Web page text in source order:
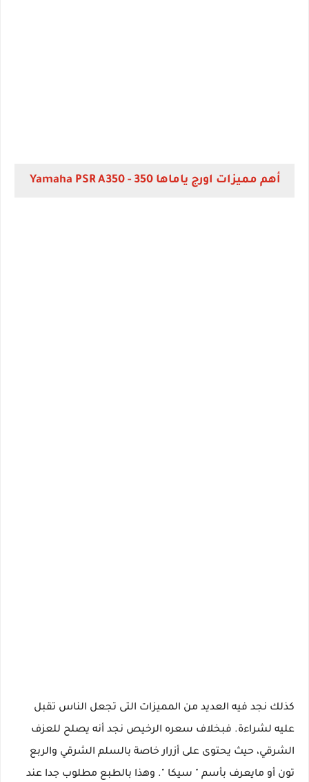
أهم مميزات اورج ياماها 350 - Yamaha PSR A350
كذلك نجد فيه العديد من المميزات التى تجعل الناس تقبل
عليه لشراءة. فبخلاف سعره الرخيص نجد أنه يصلح للعزف
الشرقي، حيث يحتوى على أزرار خاصة بالسلم الشرقي والربع
تون أو مايعرف بأسم " سيكا ". وهذا بالطبع مطلوب جدا عند